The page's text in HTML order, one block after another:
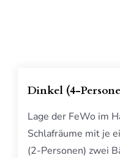
Dinkel (4-
Lage der FeWo im
Schlafräume mit je
(2-Personen) zwei